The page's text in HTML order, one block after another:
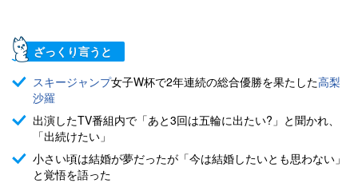
ざっくり言うと
スキージャンプ女子W杯で2年連続の総合優勝を果たした高梨
沙羅
出演したTV番組内で「あと3回は五輪に出たい?」と聞かれ、
「出続けたい」
小さい頃は結婚が夢だったが「今は結婚したいとも思わない」
と覚悟を語った